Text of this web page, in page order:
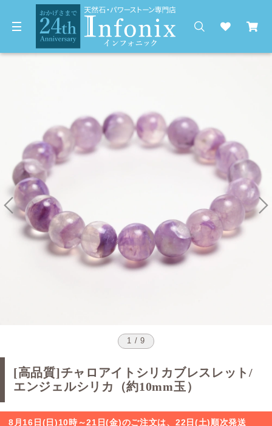
1 / 9
[高品質]チャロアイトシリカブレスレット/
エンジェルシリカ（約10mm玉）
8月16日(日)10時～21日(金)のご注文は、22日(土)順次発送